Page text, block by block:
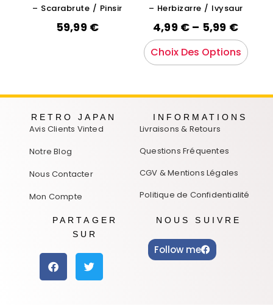
– Scarabrute / Pinsir
59,99 €
– Herbizarre / Ivysaur
4,99 € – 5,99 €
Choix Des Options
RETRO JAPAN
Avis Clients Vinted
Notre Blog
Nous Contacter
Mon Compte
INFORMATIONS
Livraisons & Retours
Questions Fréquentes
CGV & Mentions Légales
Politique de Confidentialité
PARTAGER
SUR
NOUS SUIVRE
Follow me